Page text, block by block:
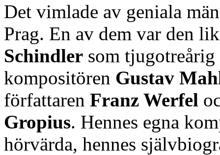
Det vimlade av geniala
Prag. En av dem var den
Schindler som
kompositören Gustav
författaren Franz Werfel
Gropius. Hennes egna
hörvärda, hennes